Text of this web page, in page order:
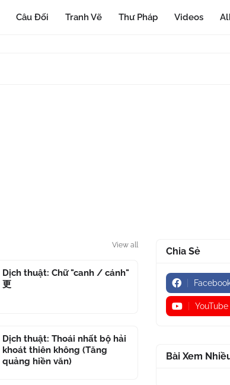
Câu Đối Tranh Vẽ Thư Pháp Videos
View all
Dịch thuật: Chữ "canh / cánh"
更
Dịch thuật: Thoái nhất bộ hải
khoát thiên không (Tăng
quảng hiền văn)
Chia Sẻ
YouTube
Bài Xem